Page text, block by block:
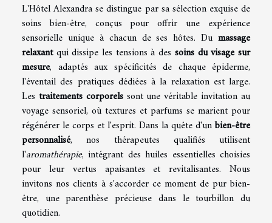
L'Hôtel Alexandra se distingue par sa sélection exquise de
soins bien-être, conçus pour offrir une expérience
sensorielle unique à chacun de ses hôtes. Du massage
relaxantqui dissipe les tensions à des soins du visage sur
mesure, adaptés aux spécificités de chaque épiderme,
l'éventail des pratiques dédiées à la relaxation est large.
Les traitements corporelssont une véritable invitation au
voyage sensoriel, où textures et parfums se marient pour
régénérer le corps et l'esprit. Dans la quête d'unbien-être
personnalisé, nos thérapeutes qualifiés utilisent
l'aromathérapie, intégrant des huiles essentielles choisies
pour leur vertus apaisantes et revitalisantes. Nous
invitons nos clients à s'accorder ce moment de pur bien-
être, une parenthèse précieuse dans le tourbillon du
quotidien.